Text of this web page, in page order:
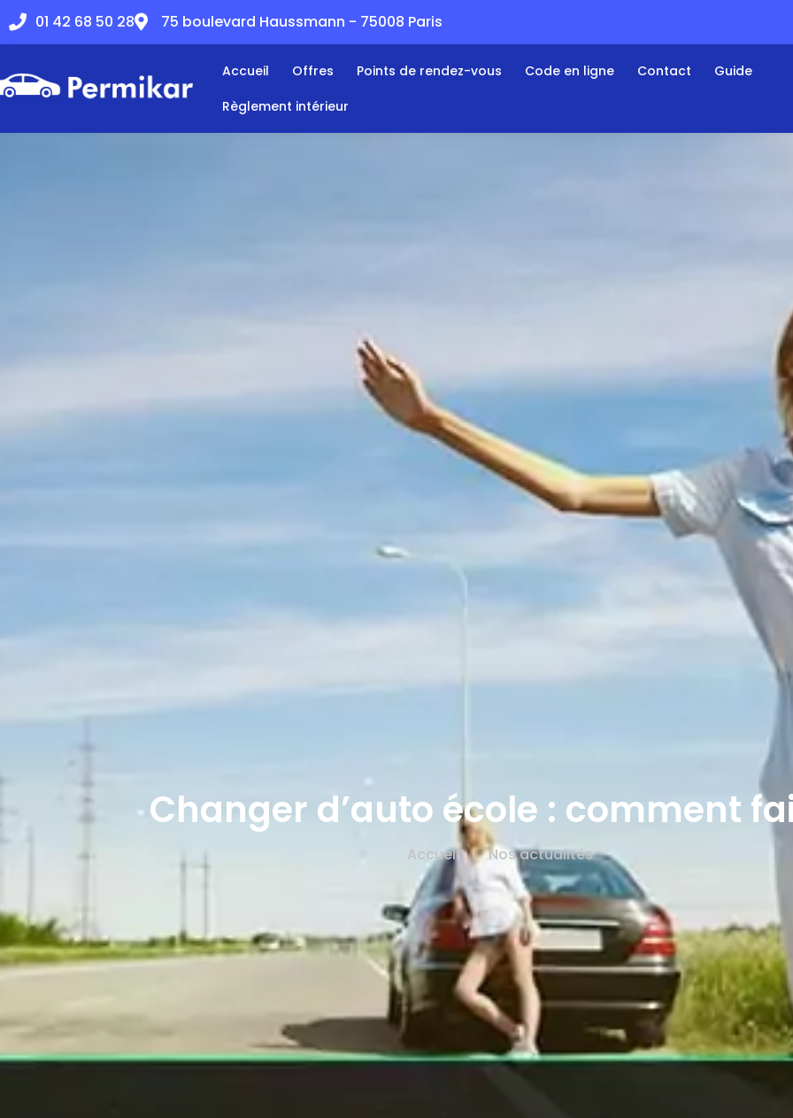
01 42 68 50 28 75 boulevard Haussmann - 75008 Paris
Accueil Offres Points de rendez-vous Code en ligne Contact
Guide
Règlement intérieur
Changer d’auto école : comment
Accueil Nos actualités